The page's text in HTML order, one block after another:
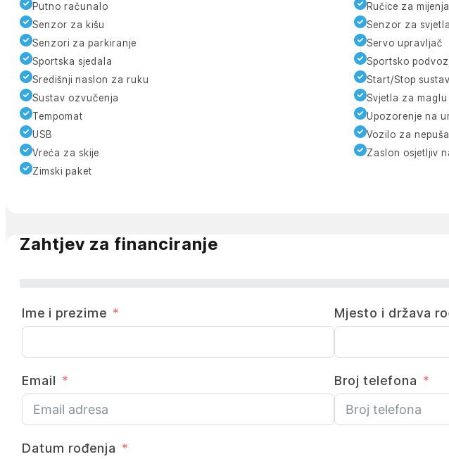
Putno računalo
Ručice za
Senzor za kišu
Senzor za svjetla
Senzori za parkiranje
Servo upravljač
Sportska sjedala
Sportsko
Središnji naslon za ruku
Start/Stop sustav
Sustav ozvučenja
Svjetla za maglu
Tempomat
Upozorenje na
USB
Vozilo za
Vreća za skije
Zaslon osjetljiv
Zimski paket
Zahtjev za financiranje
Ime i prezime
Email
Mjesto i država
Broj telefona
Datum rođenja